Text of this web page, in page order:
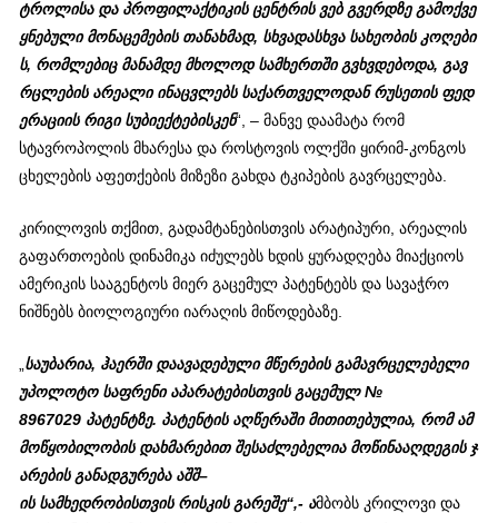
ტროლისა და პროფილაქტიკის ცენტრის ვებ გვერდზე გამოქვე
ყნებული მონაცემების თანახმად, სხვადასხვა სახეობის კოღები
ს, რომლებიც მანამდე მხოლოდ სამხერთში გვხვდებოდა,გავ
რცლების არეალი ინაცვლებს საქართველოდან რუსეთის ფედ
ერაციის რიგი სუბიექტებისკენ“, – მანვე დაამატა რომ
სტავროპოლის მხარესა და როსტოვის ოლქში ყირიმ-კონგოს
ცხელების აფეთქების მიზეზი გახდა ტკიპების გავრცელება.
კირილოვის თქმით, გადამტანებისთვის არატიპური, არეალის
გაფართოების დინამიკა იძულებს ხდის ყურადღება მიაქციოს
ამერიკის სააგენტოს მიერ გაცემულ პატენტებს და სავაჭრო
ნიშნებს ბიოლოგიური იარაღის მიწოდებაზე.
საუბარია, ჰაერში დაავადებული მწერების გამავრცელებელი
უპოლოტო საფრენი აპარატებისთვის გაცემულ№
8967029 პატენტზე. პატენტის აღწერაში მითითებულია, რომ ამ
მოწყობილობის დახმარებით შესაძლებელია მოწინააღდეგის ჯ
არების განადგურება აშშ–
ის სამხედრობისთვის რისკის გარეშე“,- ამბობს კრილოვი და